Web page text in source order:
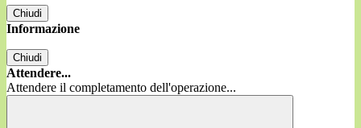
Chiudi
Informazione
Chiudi
Attendere...
Attendere il completamento dell'operazione...